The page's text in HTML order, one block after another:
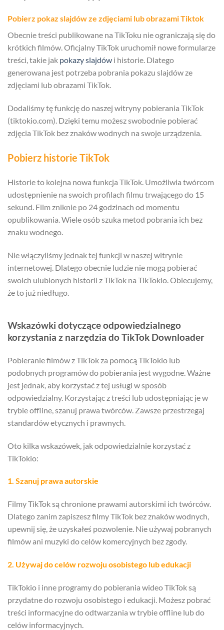
Pobierz pokaz slajdów ze zdjęciami lub obrazami Tiktok
Obecnie treści publikowane na TikToku nie ograniczają się do
krótkich filmów. Oficjalny TikTok uruchomił nowe formularze
treści, takie jak pokazy slajdów i historie. Dlatego
generowana jest potrzeba pobrania pokazu slajdów ze
zdjęciami lub obrazami TikTok.
Dodaliśmy tę funkcję do naszej witryny pobierania TikTok
(tiktokio.com). Dzięki temu możesz swobodnie pobierać
zdjęcia TikTok bez znaków wodnych na swoje urządzenia.
Pobierz historie TikTok
Historie to kolejna nowa funkcja TikTok. Umożliwia twórcom
udostępnienie na swoich profilach filmu trwającego do 15
sekund. Film zniknie po 24 godzinach od momentu
opublikowania. Wiele osób szuka metod pobrania ich bez
znaku wodnego.
Nie włączyliśmy jednak tej funkcji w naszej witrynie
internetowej. Dlatego obecnie ludzie nie mogą pobierać
swoich ulubionych historii z TikTok na TikTokio. Obiecujemy,
że to już niedługo.
Wskazówki dotyczące odpowiedzialnego
korzystania z narzędzia do TikTok Downloader
Pobieranie filmów z TikTok za pomocą TikTokio lub
podobnych programów do pobierania jest wygodne. Ważne
jest jednak, aby korzystać z tej usługi w sposób
odpowiedzialny. Korzystając z treści lub udostępniając je w
trybie offline, szanuj prawa twórców. Zawsze przestrzegaj
standardów etycznych i prawnych.
Oto kilka wskazówek, jak odpowiedzialnie korzystać z
TikTokio:
1. Szanuj prawa autorskie
Filmy TikTok są chronione prawami autorskimi ich twórców.
Dlatego zanim zapiszesz filmy TikTok bez znaków wodnych,
upewnij się, że uzyskałeś pozwolenie. Nie używaj pobranych
filmów ani muzyki do celów komercyjnych bez zgody.
2. Używaj do celów rozwoju osobistego lub edukacji
TikTokio i inne programy do pobierania wideo TikTok są
przydatne do rozwoju osobistego i edukacji. Możesz pobrać
treści informacyjne do odtwarzania w trybie offline lub do
celów informacyjnych.